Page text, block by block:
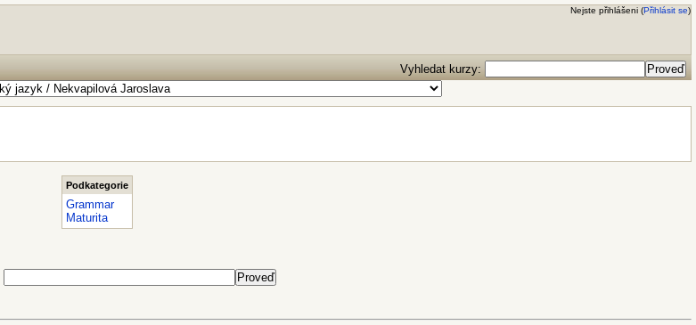
Nejste přihlášeni (Přihlásit se)
Vyhledat kurzy:
Podkategorie
Grammar
Maturita